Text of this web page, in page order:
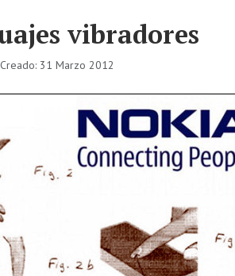
vibradores
Creado: 31 Marzo 2012